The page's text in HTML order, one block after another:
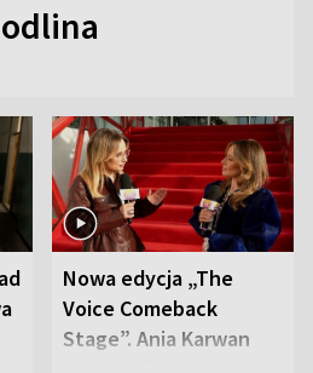
Nowa edycja „The
Voice Comeback
Stage”. Ania Karwan